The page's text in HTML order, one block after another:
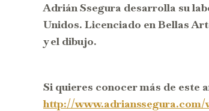
Adrián Ssegura desarrolla su
Unidos. Licenciado en Bellas
y el dibujo.
Si quieres conocer más de este
http://